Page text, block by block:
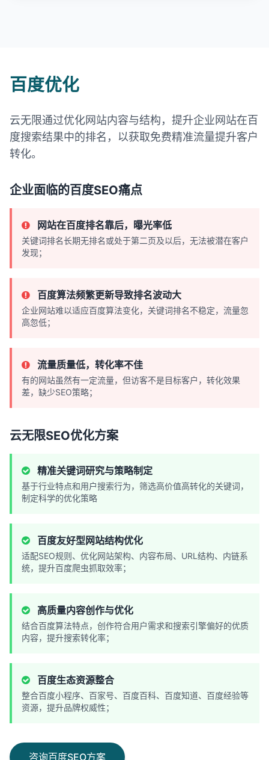
百度优化
云无限通过优化网站内容与结构，提升企业网站在百
度搜索结果中的排名，以获取免费精准流量提升客户
转化。
企业面临的百度SEO痛点
网站在百度排名靠后，曝光率低
关键词排名长期无排名或处于第二页及以后，无法被潜在客户
发现；
百度算法频繁更新导致排名波动大
企业网站难以适应百度算法变化，关键词排名不稳定，流量忽
高忽低；
流量质量低，转化率不佳
有的网站虽然有一定流量，但访客不是目标客户，转化效果
差，缺少SEO策略；
云无限SEO优化方案
精准关键词研究与策略制定
基于行业特点和用户搜索行为，筛选高价值高转化的关键词，
制定科学的优化策略
百度友好型网站结构优化
适配SEO规则、优化网站架构、内容布局、URL结构、内链系
统，提升百度爬虫抓取效率；
高质量内容创作与优化
结合百度算法特点，创作符合用户需求和搜索引擎偏好的优质
内容，提升搜索转化率；
百度生态资源整合
整合百度小程序、百家号、百度百科、百度知道、百度经验等
资源，提升品牌权威性；
咨询百度SEO方案